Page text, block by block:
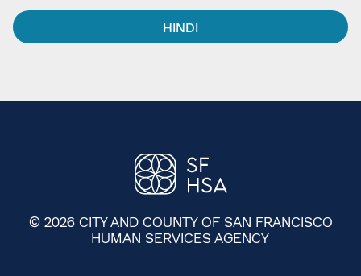
HINDI​​
© 2026 CITY AND COUNTY OF SAN FRANCISCO
HUMAN SERVICES AGENCY